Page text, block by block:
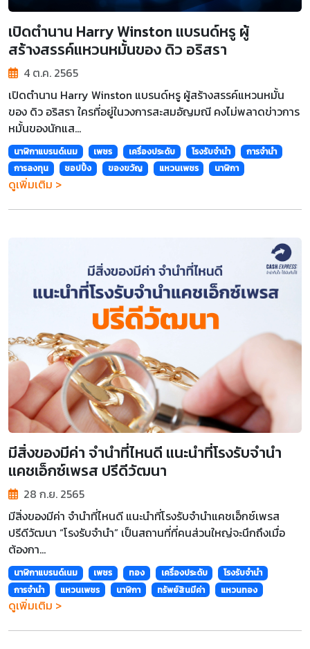
เปิดตำนาน Harry Winston แบรนด์หรู ผู้
สร้างสรรค์แหวนหมั้นของ ดิว อริสรา
4 ต.ค. 2565
เปิดตำนาน Harry Winston แบรนด์หรู ผู้สร้างสรรค์แหวนหมั้น
ของ ดิว อริสรา ใครที่อยู่ในวงการสะสมอัญมณี คงไม่พลาดข่าวการ
หมั้นของนักแส...
นาฬิกาแบรนด์เนม เพชร เครื่องประดับ โรงรับจำนำ
การจำนำ
การลงทุน
ชอปปิ้ง ของขวัญ แหวนเพชร นาฬิกา
ดูเพิ่มเติม >
มีสิ่งของมีค่า จำนำที่ไหนดี แนะนำที่โรงรับจำนำ
แคชเอ็กซ์เพรส ปรีดีวัฒนา
28 ก.ย. 2565
มีสิ่งของมีค่า จำนำที่ไหนดี แนะนำที่โรงรับจำนำแคชเอ็กซ์เพรส
ปรีดีวัฒนา “โรงรับจำนำ” เป็นสถานที่ที่คนส่วนใหญ่จะนึกถึงเมื่อ
ต้องกา...
นาฬิกาแบรนด์เนม เพชร ทอง เครื่องประดับ
โรงรับจำนำ
การจำนำ
แหวนเพชร นาฬิกา ทรัพย์สินมีค่า แหวนทอง
ดูเพิ่มเติม >